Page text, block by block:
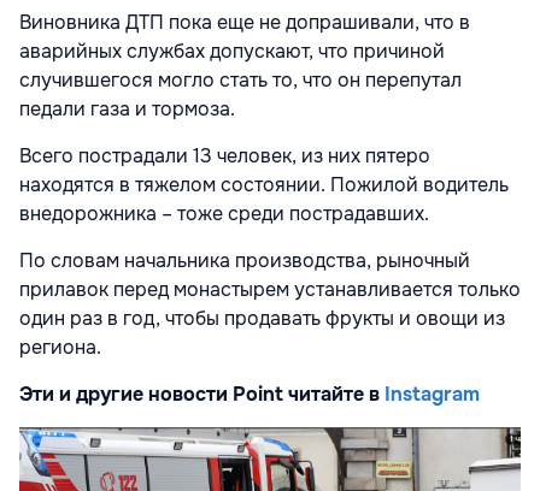
Виновника ДТП пока еще не допрашивали, что в
аварийных службах допускают, что причиной
случившегося могло стать то, что он перепутал
педали газа и тормоза.
Всего пострадали 13 человек, из них пятеро
находятся в тяжелом состоянии. Пожилой водитель
внедорожника – тоже среди пострадавших.
По словам начальника производства, рыночный
прилавок перед монастырем устанавливается только
один раз в год, чтобы продавать фрукты и овощи из
региона.
Эти и другие новости Point читайте в Instagram